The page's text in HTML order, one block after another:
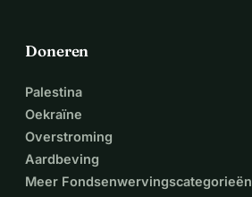
Doneren
Palestina
Oekraïne
Overstroming
Aardbeving
Meer Fondsenwervingscategorieën